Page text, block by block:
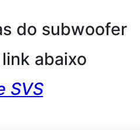
do subwoofer
abaixo
SVS